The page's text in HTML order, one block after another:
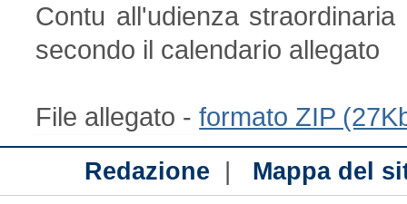
Contu all'udienza
secondo il calendario allegato
File allegato -formato ZIP
Redazione
Mappa del